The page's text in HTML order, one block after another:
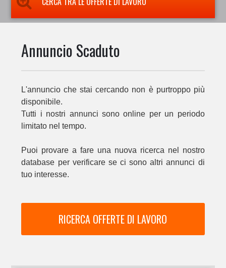
Annuncio Scaduto
L'annuncio che stai cercando non è purtroppo più
disponibile.
Tutti i nostri annunci sono online per un periodo
limitato nel tempo.
Puoi provare a fare una nuova ricerca nel nostro
database per verificare se ci sono altri annunci di
tuo interesse.
RICERCA OFFERTE DI LAVORO